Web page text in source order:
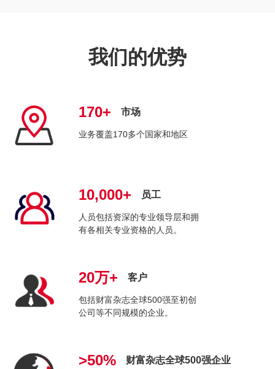
我们的优势
170+ 市场
业务覆盖170多个国家和地区
10,000+ 员工
人员包括资深的专业领导层和拥
有各相关专业资格的人员。
20万+ 客户
包括财富杂志全球500强至初创
公司等不同规模的企业。
>50% 财富杂志全球500强企业